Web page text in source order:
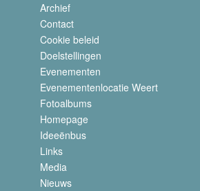
Archief
Contact
Cookie beleid
Doelstellingen
Evenementen
Evenementenlocatie Weert
Fotoalbums
Homepage
Ideeënbus
Links
Media
Nieuws